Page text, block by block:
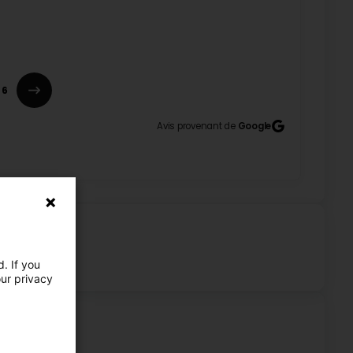
importante pour nous ! À bientôt chez HFS
! Nous sommes ravis que nos conseils et notre
6
Avis provenant de Google
If you
privacy